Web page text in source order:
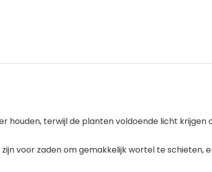
houden, terwijl de planten voldoende licht krijgen
voor zaden om gemakkelijk wortel te schieten,